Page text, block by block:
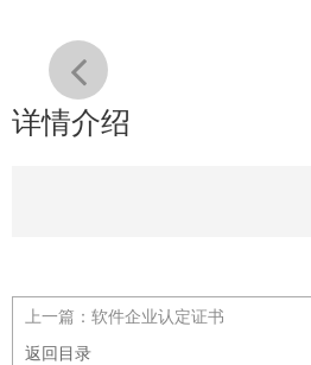
详情介绍
上一篇： 软件企业认定证书
返回目录